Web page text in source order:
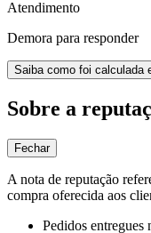
Atendimento
Demora para responder
Saiba como foi calculada
Sobre a
Fechar
A nota de reputação
compra oferecida aos
Pedidos entregues